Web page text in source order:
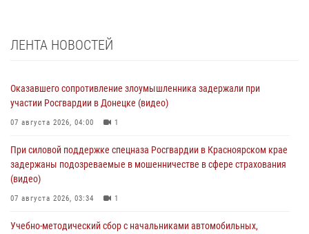
ЛЕНТА НОВОСТЕЙ
Оказавшего сопротивление злоумышленника задержали при
участии Росгвардии в Донецке (видео)
07 августа 2026, 04:00 1
При силовой поддержке спецназа Росгвардии в Красноярском крае
задержаны подозреваемые в мошенничестве в сфере страхования
(видео)
07 августа 2026, 03:34 1
Учебно-методический сбор с начальниками автомобильных,